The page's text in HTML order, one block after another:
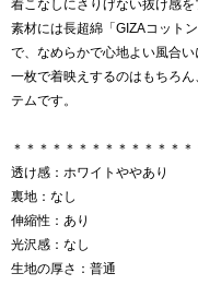
着こなしにさりげない抜け感を
素材には長超綿「GIZAコット
で、なめらかで心地よい風合い
一枚で着映えするのはもちろ
テムです。
＊＊＊＊＊＊＊＊＊＊＊＊＊
透け感：ホワイトややあり
裏地：なし
伸縮性：あり
光沢感：なし
生地の厚さ：普通